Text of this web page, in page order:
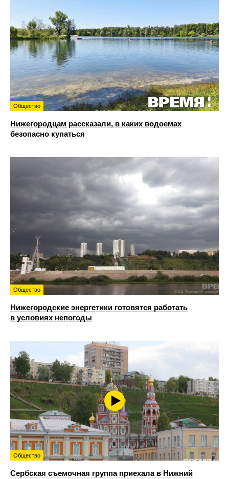
Общество
Нижегородцам рассказали, в каких водоемах
безопасно купаться
Общество
Нижегородские энергетики готовятся работать
в условиях непогоды
Общество
Сербская съемочная группа приехала в Нижний